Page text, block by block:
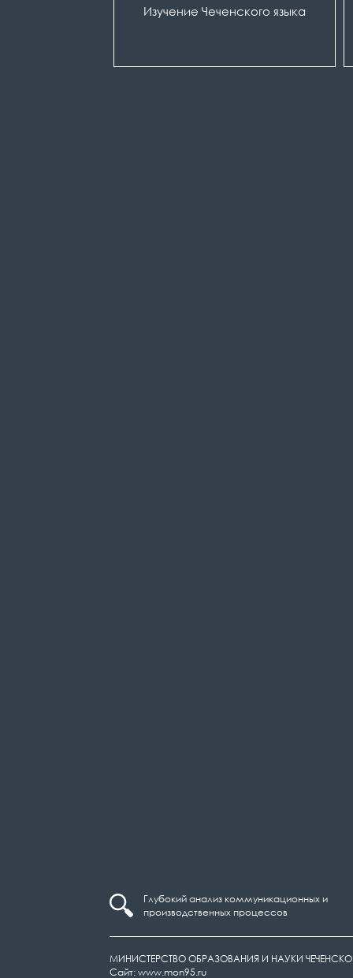
Изучение Чеченского языка
Глубокий анализ коммуникационных и
производственных процессов
МИНИСТЕРСТВО ОБРАЗОВАНИЯ И НАУКИ
Сайт: www.mon95.ru